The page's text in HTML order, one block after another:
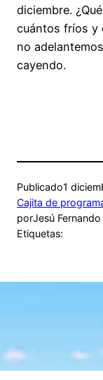
diciembre.
cuántos fríos y
no
cayendo.
Publicado1
Cajita de
porJesú
Etiquetas: